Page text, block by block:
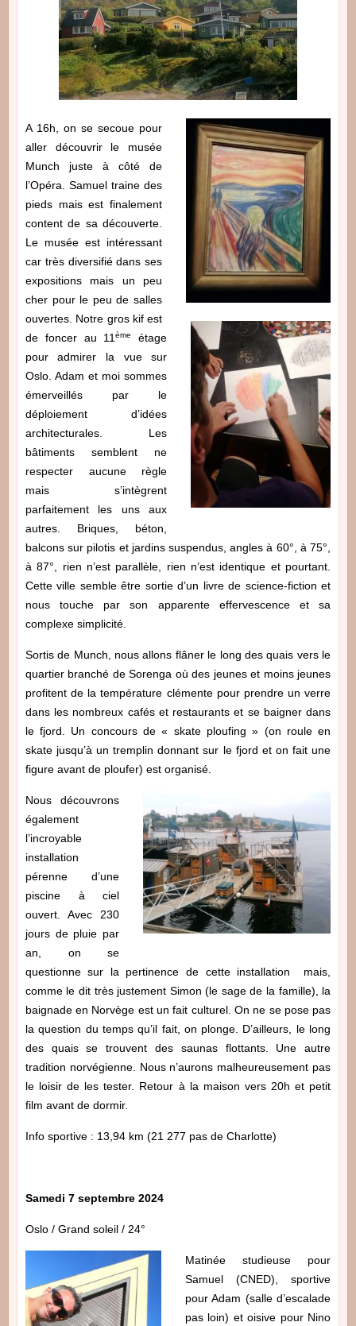
A 16h, on se secoue pour
aller découvrir le musée
Munch juste à côté de
l’Opéra. Samuel traine des
pieds mais est finalement
content de sa découverte.
Le musée est intéressant
car très diversifié dans ses
expositions mais un peu
cher pour le peu de salles
ouvertes. Notre gros kif est
de foncer au 11ème
étage
pour admirer la vue sur
Oslo. Adam et moi sommes
émerveillés par le
déploiement d’idées
architecturales. Les
bâtiments semblent ne
respecter aucune règle
mais s’intègrent
parfaitement les uns aux
autres. Briques, béton,
balcons sur pilotis et jardins suspendus, angles à 60°, à 75°,
à 87°, rien n’est parallèle, rien n’est identique et pourtant.
Cette ville semble être sortie d’un livre de science-fiction et
nous touche par son apparente effervescence et sa
complexe simplicité.
Sortis de Munch, nous allons flâner le long des quais vers le
quartier branché de Sorenga où des jeunes et moins jeunes
profitent de la température clémente pour prendre un verre
dans les nombreux cafés et restaurants et se baigner dans
le fjord. Un concours de « skate ploufing » (on roule en
skate jusqu’à un tremplin donnant sur le fjord et on fait une
figure avant de ploufer) est organisé.
Nous découvrons
également
l’incroyable
installation
pérenne d’une
piscine à ciel
ouvert. Avec 230
jours de pluie par
an, on se
questionne sur la pertinence de cette installation mais,
comme le dit très justement Simon (le sage de la famille), la
baignade en Norvège est un fait culturel. On ne se pose pas
la question du temps qu’il fait, on plonge. D’ailleurs, le long
des quais se trouvent des saunas flottants. Une autre
tradition norvégienne. Nous n’aurons malheureusement pas
le loisir de les tester. Retour à la maison vers 20h et petit
film avant de dormir.
Info sportive : 13,94 km (21 277 pas de Charlotte)
Samedi 7 septembre 2024
Oslo / Grand soleil / 24°
Matinée studieuse pour
Samuel (CNED), sportive
pour Adam (salle d’escalade
pas loin) et oisive pour Nino